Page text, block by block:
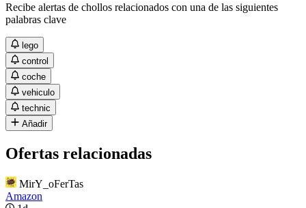
Recibe alertas de chollos relacionados con una de las siguientes
palabras clave
lego
control
coche
vehiculo
technic
Añadir
Ofertas relacionadas
MirY_oFerTas
Amazon